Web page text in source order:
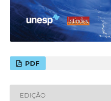
PDF
EDIÇÃO